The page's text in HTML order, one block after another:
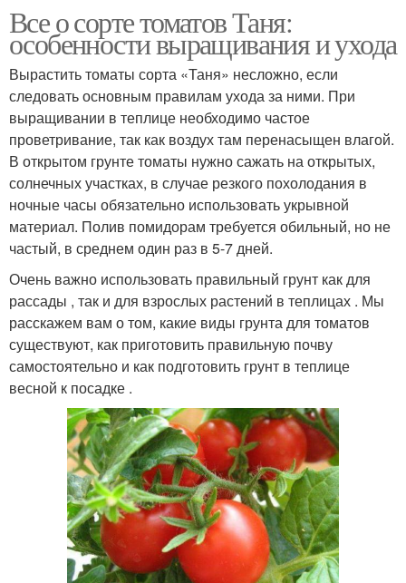
Все о сорте томатов Таня:
особенности выращивания и ухода
Вырастить томаты сорта «Таня» несложно, если
следовать основным правилам ухода за ними. При
выращивании в теплице необходимо частое
проветривание, так как воздух там перенасыщен влагой.
В открытом грунте томаты нужно сажать на открытых,
солнечных участках, в случае резкого похолодания в
ночные часы обязательно использовать укрывной
материал. Полив помидорам требуется обильный, но не
частый, в среднем один раз в 5-7 дней.
Очень важно использовать правильный грунт как для
рассады , так и для взрослых растений в теплицах . Мы
расскажем вам о том, какие виды грунта для томатов
существуют, как приготовить правильную почву
самостоятельно и как подготовить грунт в теплице
весной к посадке .